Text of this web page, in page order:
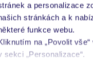
a personalizace
stránkách a k
funkce webu.
na „Povolit
sekci „Personalizace“.
Hotel Da Bolsa.
Ve Vámi rezervovaném
telefonicky, SMS a přes